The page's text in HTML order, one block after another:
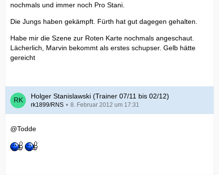
nochmals und immer noch Pro Stani.
Die Jungs haben gekämpft. Fürth hat gut dagegen gehalten.
Habe mir die Szene zur Roten Karte nochmals angeschaut.
Lächerlich, Marvin bekommt als erstes schupser. Gelb hätte
gereicht
Holger Stanislawski (Trainer 07/11 bis 02/12)
rk1899/RNS 8. Februar 2012 um 17:31
@Todde